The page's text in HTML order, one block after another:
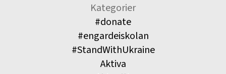
Kategorier
#donate
#engardeiskolan
#StandWithUkraine
Aktiva